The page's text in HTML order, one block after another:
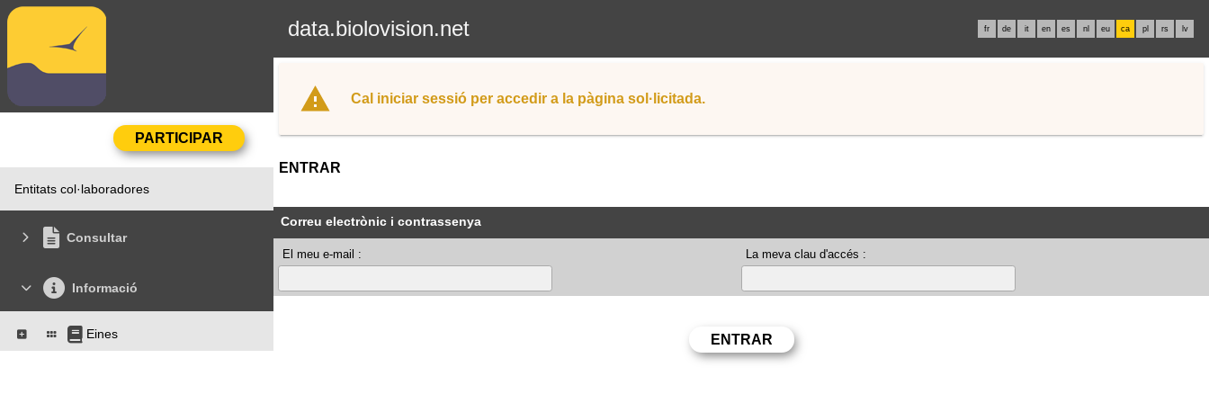
data.biolovision.net fr de it en es nl eu ca pl rs lv
Entitats col·laboradores
Consultar
Informació
Eines
Cal iniciar sessió per accedir a la pàgina sol·licitada.
ENTRAR
Correu electrònic i contrassenya
El meu e-mail : La meva clau d'accés :